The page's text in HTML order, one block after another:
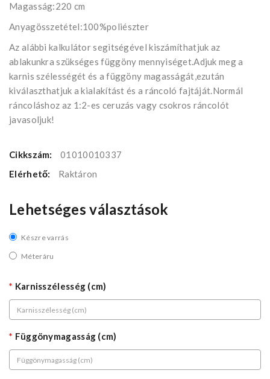
Magasság:220 cm
Anyagösszetétel:100%poliészter
Az alábbi kalkulátor segìtségével kiszámíthatjuk az
ablakunkra szükséges függöny mennyiséget.Adjuk meg a
karnis szélességét és a függöny magasságát,ezután
kiválaszthatjuk a kialakítást és a ráncoló fajtáját.Normál
ráncoláshoz az 1:2-es ceruzás vagy csokros ráncolót
javasoljuk!
Cikkszám:
01010010337
Elérhető:
Raktáron
Lehetséges választások
Készre varrás
Méteráru
Karnisszélesség (cm)
Függönymagasság (cm)